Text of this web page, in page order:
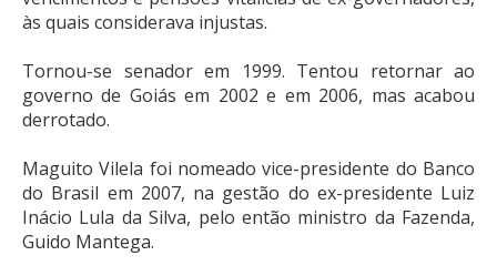
às quais considerava injustas.
Tornou-se senador em 1999. Tentou retornar ao
governo de Goiás em 2002 e em 2006, mas acabou
derrotado.
Maguito Vilela foi nomeado vice-presidente do Banco
do Brasil em 2007, na gestão do ex-presidente Luiz
Inácio Lula da Silva, pelo então ministro da Fazenda,
Guido Mantega.